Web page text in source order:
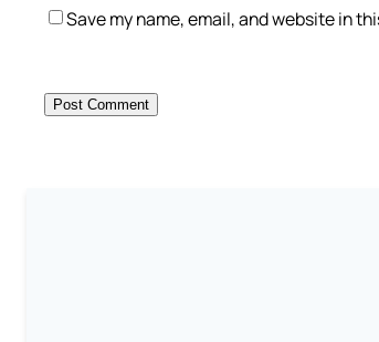
Save my name, email, and website in